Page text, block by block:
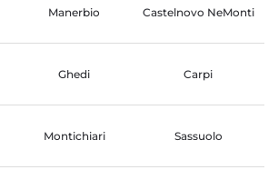
Manerbio Castelnovo NeMonti
Ghedi Carpi
Montichiari Sassuolo